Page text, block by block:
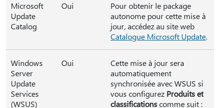
Microsoft
Update
Catalog
Oui
Pour obtenir le package
autonome pour cette mise à
jour, accédez au site web
Catalogue Microsoft Update.
Windows
Server
Update
Services
(WSUS)
Oui
Cette mise à jour sera
automatiquement
synchronisée avec WSUS si
vous configurez Produits et
classificationscomme suit :